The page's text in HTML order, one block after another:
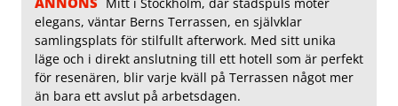
elegans, väntar Berns Terrassen, en självklar
samlingsplats för stilfullt afterwork. Med sitt unika
läge och i direkt anslutning till ett hotell som är perfekt
för resenären, blir varje kväll på Terrassen något mer
än bara ett avslut på arbetsdagen.